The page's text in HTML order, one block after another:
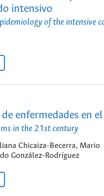
intensivo
of the intensive
enfermedades en
in the 21st century
Chicaiza-Becerra, Mario
González-Rodríguez